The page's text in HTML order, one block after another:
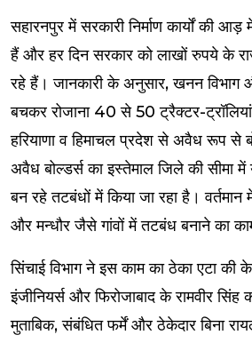
सहारनपुर में सरकारी निर्माण कार्यों की
हैं और हर दिन सरकार को लाखों रुपये के
रहे हैं। जानकारी के अनुसार, खनन विभाग
बचकर रोजाना 40 से 50 ट्रैक्टर-
हरियाणा व हिमाचल प्रदेश से अवैध रूप से
अवैध बोल्डर्स का इस्तेमाल जिले की सीमा में
बन रहे तटबंधों में किया जा रहा है।
और मन्धौर जैसे गांवों में तटबंध बनाने का
सिंचाई विभाग ने इस काम का ठेका एटा
इंजीनियर्स और फिरोजाबाद के रामवीर सिंह
मुताबिक, संबंधित फर्में और ठेकेदार बिना